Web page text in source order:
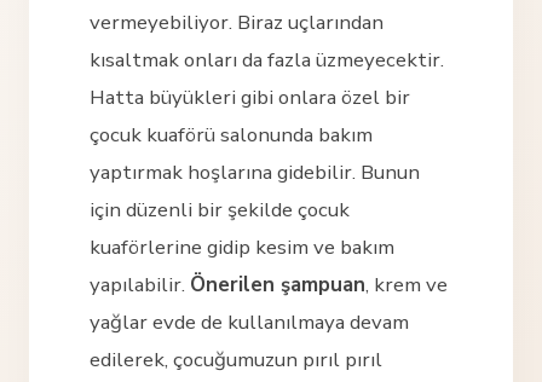
vermeyebiliyor. Biraz uçlarından
kısaltmak onları da fazla üzmeyecektir.
Hatta büyükleri gibi onlara özel bir
çocuk kuaförü salonunda bakım
yaptırmak hoşlarına gidebilir. Bunun
için düzenli bir şekilde çocuk
kuaförlerine gidip kesim ve bakım
yapılabilir. Önerilen şampuan, krem ve
yağlar evde de kullanılmaya devam
edilerek, çocuğumuzun pırıl pırıl